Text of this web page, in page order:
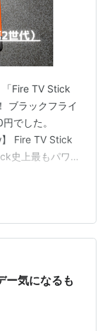
Fire TV Stick
ブラックフライ
でした。
Fire TV Stick
史上最もパワフ
いるのです
りました。 電
リモコンで操作
気になるも